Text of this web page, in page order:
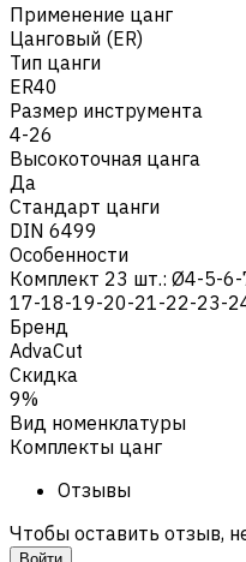
Применение цанг
Цанговый (ER)
Тип цанги
ER40
Размер инструмента
4-26
Высокоточная цанга
Да
Стандарт цанги
DIN 6499
Особенности
Комплект 23 шт.: Ø4-5-
17-18-19-20-21-22-23-
Бренд
AdvaCut
Скидка
9%
Вид номенклатуры
Комплекты цанг
Отзывы
Чтобы оставить отзыв,